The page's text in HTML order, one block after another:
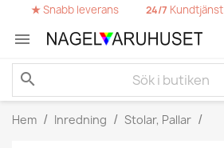
★Snabb leverans 24/7 Kundtjänst

search
Hem Inredning Stolar, Pallar